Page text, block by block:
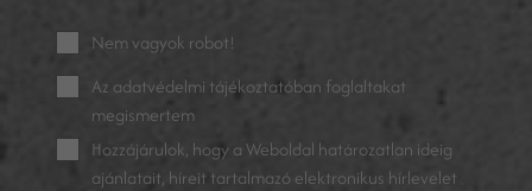
Nem vagyok robot!
Az adatvédelmi tájékoztatóban foglaltakat
megismertem
Hozzájárulok, hogy a Weboldal határozatlan ideig
ajánlatait, híreit tartalmazó elektronikus hírlevelet